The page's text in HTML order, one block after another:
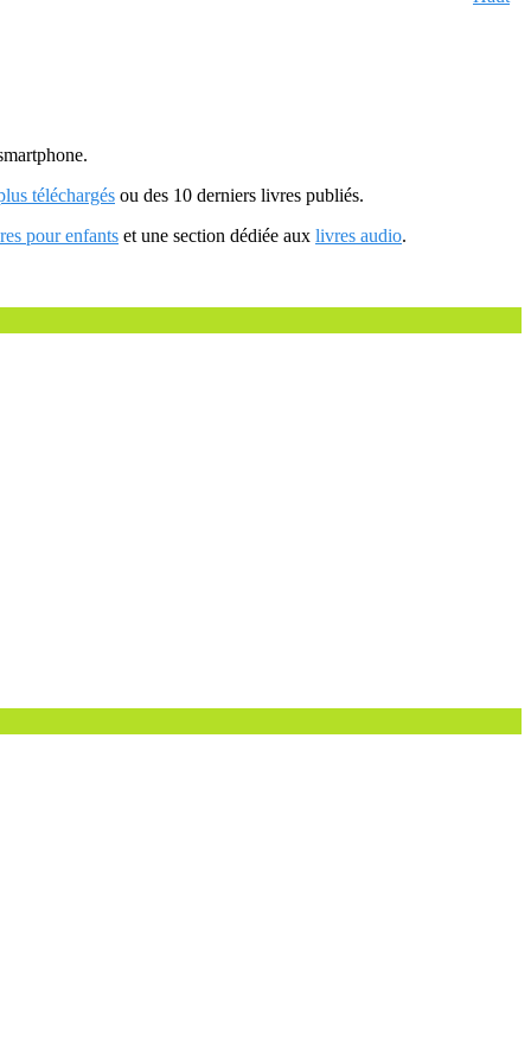
téléchargés ou des 10 derniers livres publiés.
pour enfants et une section dédiée aux livres audio.